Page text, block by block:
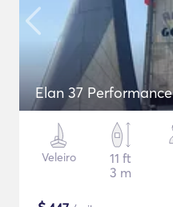
Elan 37 Performance
Veleiro
11 ft
3 m